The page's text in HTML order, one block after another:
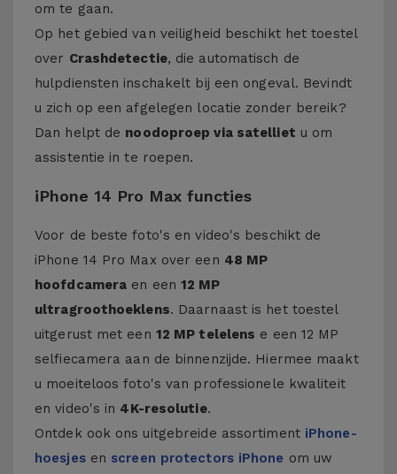
om te gaan.
Op het gebied van veiligheid beschikt het toestel
over Crashdetectie, die automatisch de
hulpdiensten inschakelt bij een ongeval. Bevindt
u zich op een afgelegen locatie zonder bereik?
Dan helpt de noodoproep via satelliet u om
assistentie in te roepen.
iPhone 14 Pro Max functies
Voor de beste foto's en video's beschikt de
iPhone 14 Pro Max over een 48 MP
hoofdcamera en een 12 MP
ultragroothoeklens. Daarnaast is het toestel
uitgerust met een 12 MP telelens e een 12 MP
selfiecamera aan de binnenzijde. Hiermee maakt
u moeiteloos foto's van professionele kwaliteit
en video's in 4K-resolutie.
Ontdek ook ons uitgebreide assortiment iPhone-
hoesjesen screen protectors iPhone om uw